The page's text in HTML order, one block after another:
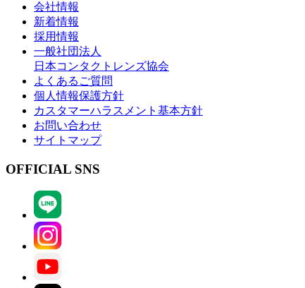
会社情報
新着情報
採用情報
一般社団法人
日本コンタクトレンズ協会
よくあるご質問
個人情報保護方針
カスタマーハラスメント基本方針
お問い合わせ
サイトマップ
OFFICIAL SNS